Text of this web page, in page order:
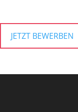
JETZT BEWERBEN